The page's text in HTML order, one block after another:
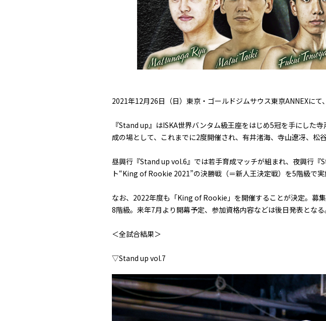
2021年12月26日（日）東京・ゴールドジムサウス東京ANNEXに
『Stand up』はISKA世界バンタム級王座をはじめ5冠を手にした
成の場として、これまでに2度開催され、有井渚海、寺山遼冴、松
昼興行『Stand up vol.6』では若手育成マッチが組まれ、夜興行
ト“King of Rookie 2021”の決勝戦（＝新人王決定戦）を5階級で実
なお、2022年度も「King of Rookie」を開催することが決定。
8階級。来年7月より開幕予定、参加資格内容などは後日発表となる
＜全試合結果＞
▽Stand up vol.7